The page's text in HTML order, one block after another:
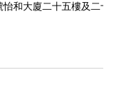
和大廈二十五樓及二十六樓